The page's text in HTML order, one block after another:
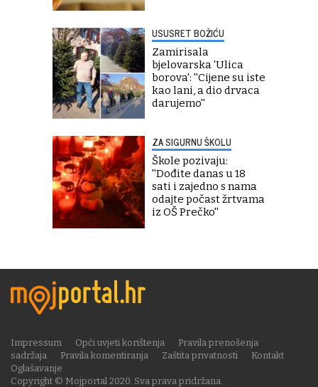
USUSRET BOŽIĆU
Zamirisala
bjelovarska 'Ulica
borova': ''Cijene su iste
kao lani, a dio drvaca
darujemo''
ZA SIGURNU ŠKOLU
Škole pozivaju:
''Dođite danas u 18
sati i zajedno s nama
odajte počast žrtvama
iz OŠ Prečko''
Copyright © Mojportal 2020. Sva prava pridržana.
Impressum Opći uvjeti korištenja
Pravila prenošenja
sadržaja
Pravila komentiranja Zaštita privatnosti
Kontakt
Oglašavanje